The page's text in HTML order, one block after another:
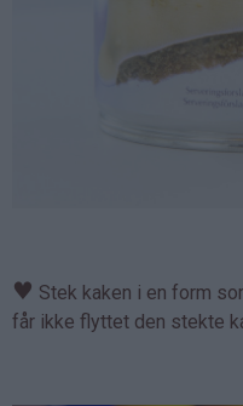
♥ Stek kaken i en form
får ikke flyttet den stekte